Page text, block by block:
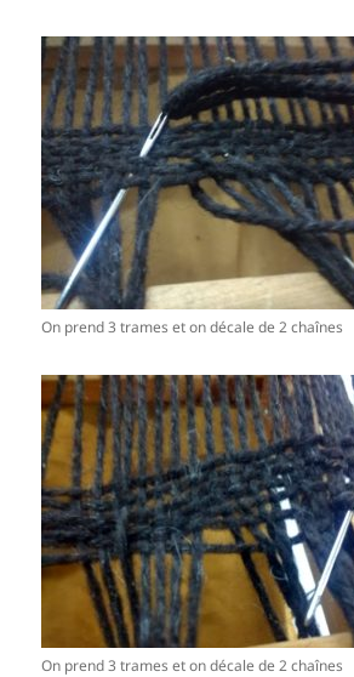
On prend 3 trames et on décale de 2 chaînes
On prend 3 trames et on décale de 2 chaînes